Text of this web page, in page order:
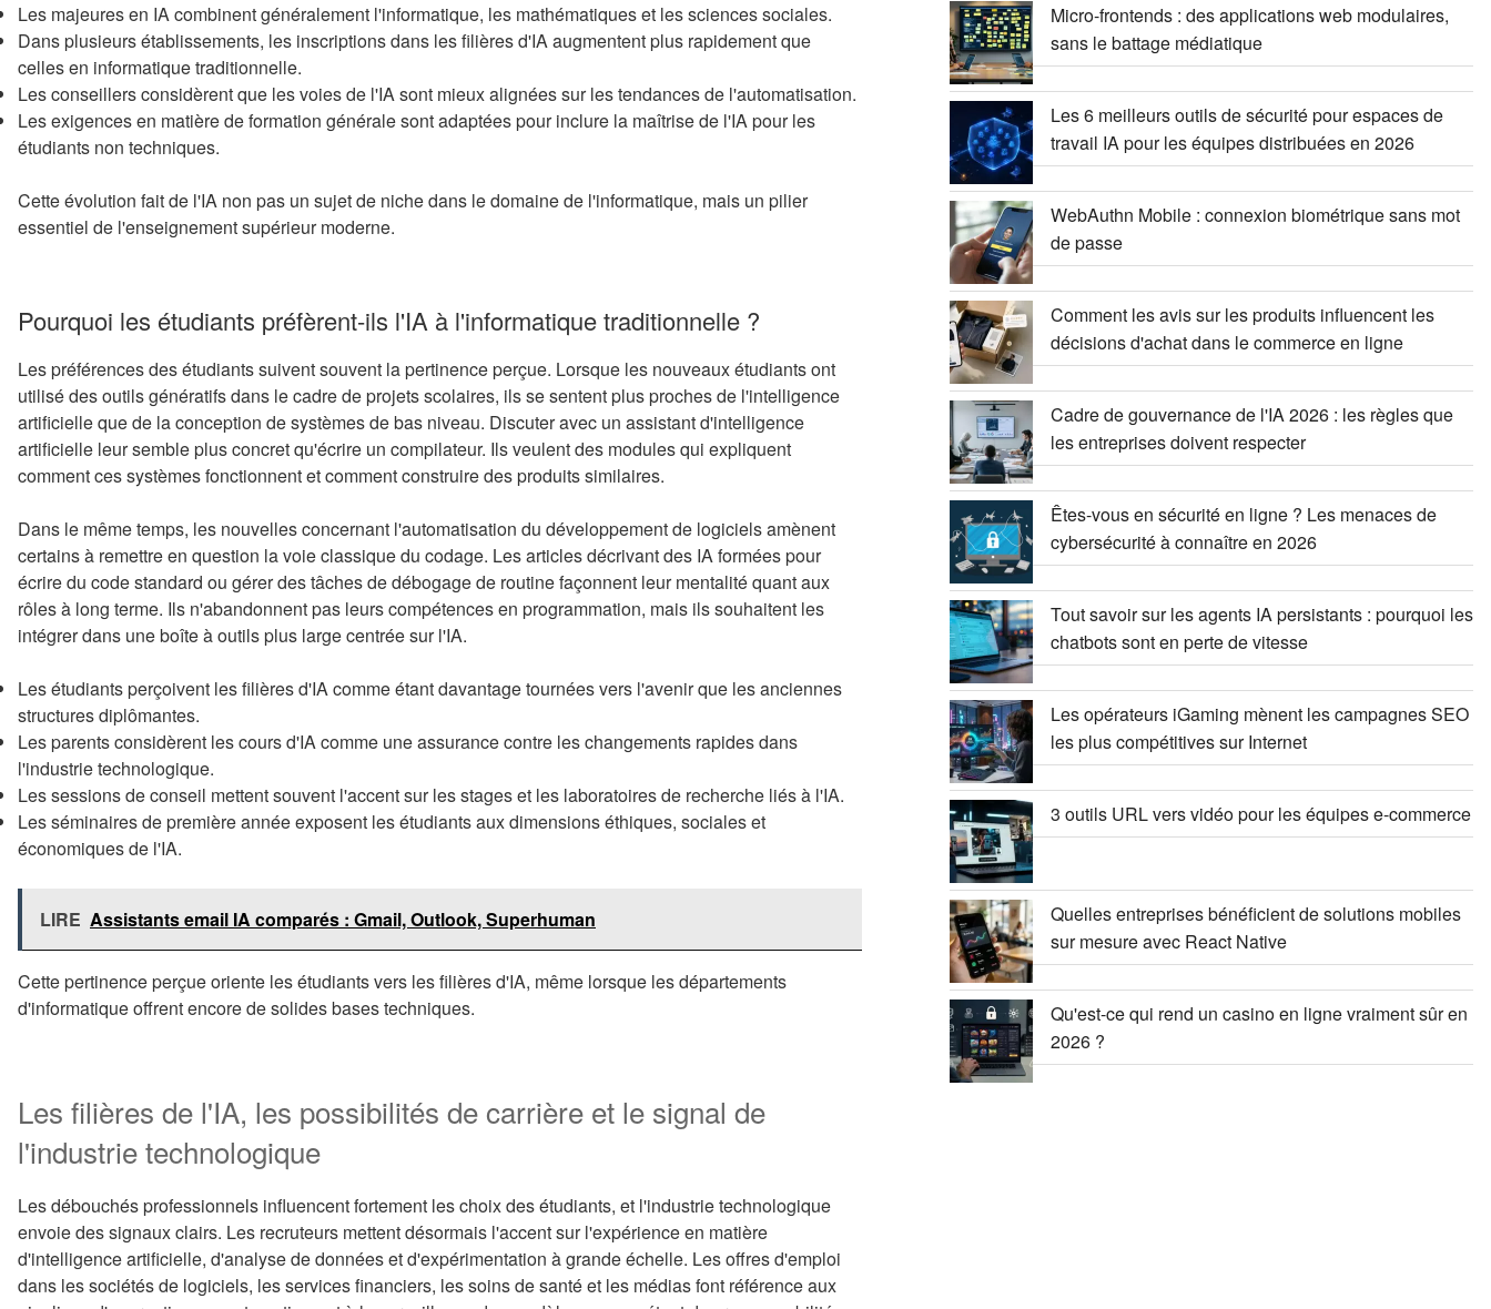
Les majeures en IA combinent généralement l'informatique, les mathématiques et les sciences sociales.
Dans plusieurs établissements, les inscriptions dans les filières d'IA augmentent plus rapidement que
celles en informatique traditionnelle.
Les conseillers considèrent que les voies de l'IA sont mieux alignées sur les tendances de l'automatisation.
Les exigences en matière de formation générale sont adaptées pour inclure la maîtrise de l'IA pour les
étudiants non techniques.
Cette évolution fait de l'IA non pas un sujet de niche dans le domaine de l'informatique, mais un pilier
essentiel de l'enseignement supérieur moderne.
Pourquoi les étudiants préfèrent-ils l'IA à l'informatique traditionnelle ?
Les préférences des étudiants suivent souvent la pertinence perçue. Lorsque les nouveaux étudiants ont
utilisé des outils génératifs dans le cadre de projets scolaires, ils se sentent plus proches de l'intelligence
artificielle que de la conception de systèmes de bas niveau. Discuter avec un assistant d'intelligence
artificielle leur semble plus concret qu'écrire un compilateur. Ils veulent des modules qui expliquent
comment ces systèmes fonctionnent et comment construire des produits similaires.
Dans le même temps, les nouvelles concernant l'automatisation du développement de logiciels amènent
certains à remettre en question la voie classique du codage. Les articles décrivant des IA formées pour
écrire du code standard ou gérer des tâches de débogage de routine façonnent leur mentalité quant aux
rôles à long terme. Ils n'abandonnent pas leurs compétences en programmation, mais ils souhaitent les
intégrer dans une boîte à outils plus large centrée sur l'IA.
Les étudiants perçoivent les filières d'IA comme étant davantage tournées vers l'avenir que les anciennes
structures diplômantes.
Les parents considèrent les cours d'IA comme une assurance contre les changements rapides dans
l'industrie technologique.
Les sessions de conseil mettent souvent l'accent sur les stages et les laboratoires de recherche liés à l'IA.
Les séminaires de première année exposent les étudiants aux dimensions éthiques, sociales et
économiques de l'IA.
LIRE Assistants email IA comparés : Gmail, Outlook, Superhuman
Cette pertinence perçue oriente les étudiants vers les filières d'IA, même lorsque les départements
d'informatique offrent encore de solides bases techniques.
Les filières de l'IA, les possibilités de carrière et le signal de
l'industrie technologique
Les débouchés professionnels influencent fortement les choix des étudiants, et l'industrie technologique
envoie des signaux clairs. Les recruteurs mettent désormais l'accent sur l'expérience en matière
d'intelligence artificielle, d'analyse de données et d'expérimentation à grande échelle. Les offres d'emploi
dans les sociétés de logiciels, les services financiers, les soins de santé et les médias font référence aux
Micro-frontends : des applications web modulaires,
sans le battage médiatique
Les 6 meilleurs outils de sécurité pour espaces de
travail IA pour les équipes distribuées en 2026
WebAuthn Mobile : connexion biométrique sans mot
de passe
Comment les avis sur les produits influencent les
décisions d'achat dans le commerce en ligne
Cadre de gouvernance de l'IA 2026 : les règles que
les entreprises doivent respecter
Êtes-vous en sécurité en ligne ? Les menaces de
cybersécurité à connaître en 2026
Tout savoir sur les agents IA persistants : pourquoi les
chatbots sont en perte de vitesse
Les opérateurs iGaming mènent les campagnes SEO
les plus compétitives sur Internet
3 outils URL vers vidéo pour les équipes e-commerce
Quelles entreprises bénéficient de solutions mobiles
sur mesure avec React Native
Qu'est-ce qui rend un casino en ligne vraiment sûr en
2026 ?